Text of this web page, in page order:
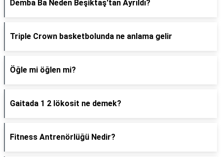
Demba Ba Neden Beşiktaş'tan Ayrıldı?
Triple Crown basketbolunda ne anlama gelir
Öğle mi öğlen mi?
Gaitada 1 2 lökosit ne demek?
Fitness Antrenörlüğü Nedir?